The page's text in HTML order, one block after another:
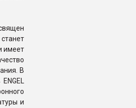
имеет
В
и